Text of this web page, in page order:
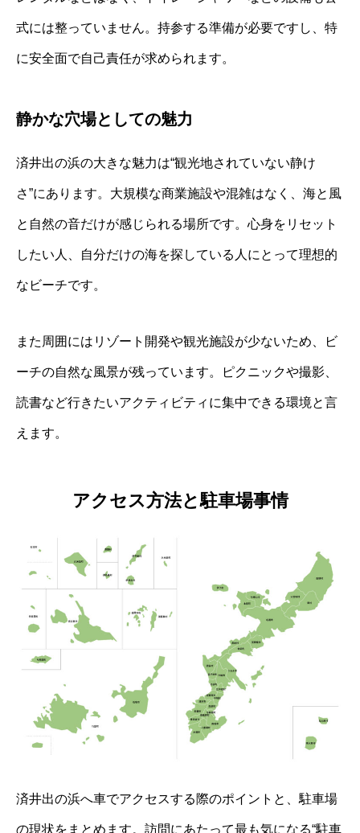
式には整っていません。持参する準備が必要ですし、特
に安全面で自己責任が求められます。
静かな穴場としての魅力
済井出の浜の大きな魅力は“観光地されていない静け
さ”にあります。大規模な商業施設や混雑はなく、海と風
と自然の音だけが感じられる場所です。心身をリセット
したい人、自分だけの海を探している人にとって理想的
なビーチです。
また周囲にはリゾート開発や観光施設が少ないため、ビ
ーチの自然な風景が残っています。ピクニックや撮影、
読書など行きたいアクティビティに集中できる環境と言
えます。
アクセス方法と駐車場事情
済井出の浜へ車でアクセスする際のポイントと、駐車場
の現状をまとめます。訪問にあたって最も気になる“駐車